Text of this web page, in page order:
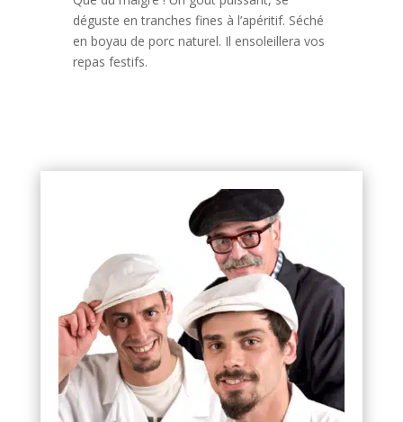
déguste en tranches fines à l’apéritif. Séché
en boyau de porc naturel. Il ensoleillera vos
repas festifs.